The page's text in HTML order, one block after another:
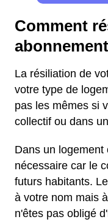
Comment
La résiliation de
votre type de
pas les mêmes si
collectif ou dans
Dans un
nécessaire car le
futurs habitants.
à votre nom mais
n'êtes pas obligé